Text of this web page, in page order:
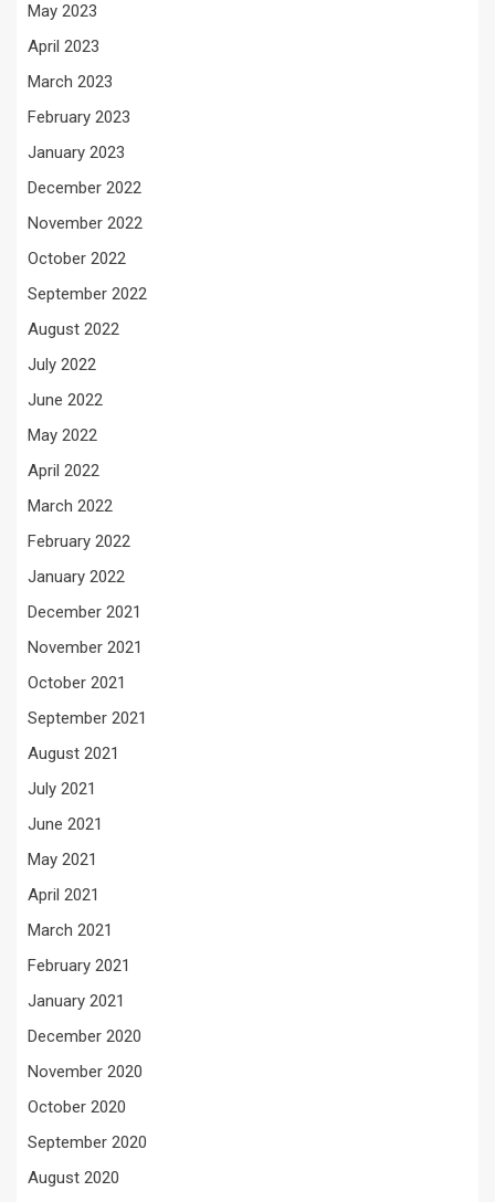
May 2023
April 2023
March 2023
February 2023
January 2023
December 2022
November 2022
October 2022
September 2022
August 2022
July 2022
June 2022
May 2022
April 2022
March 2022
February 2022
January 2022
December 2021
November 2021
October 2021
September 2021
August 2021
July 2021
June 2021
May 2021
April 2021
March 2021
February 2021
January 2021
December 2020
November 2020
October 2020
September 2020
August 2020